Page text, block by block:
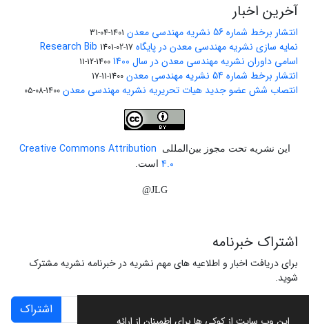
آخرین اخبار
انتشار برخط شماره 56 نشریه مهندسی معدن 1401-04-31
نمایه سازی نشریه مهندسی معدن در پایگاه Research Bib 1401-02-17
اسامی داوران نشریه مهندسی معدن در سال 1400 1400-12-11
انتشار برخط شماره 54 نشریه مهندسی معدن 1400-11-17
انتصاب شش عضو جدید هیات تحریریه نشریه مهندسی معدن 1400-08-05
این نشریه تحت مجوز بین‌المللی
Creative Commons Attribution
4.0 است.
JLG@
اشتراک خبرنامه
برای دریافت اخبار و اطلاعیه های مهم نشریه در خبرنامه نشریه مشترک
شوید.
اشتراک